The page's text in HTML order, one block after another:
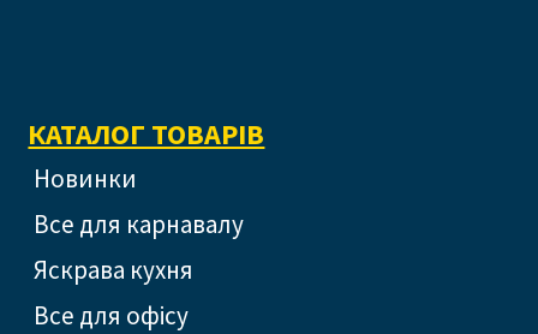
КАТАЛОГ ТОВАРІВ
Новинки
Все для карнавалу
Яскрава кухня
Все для офісу